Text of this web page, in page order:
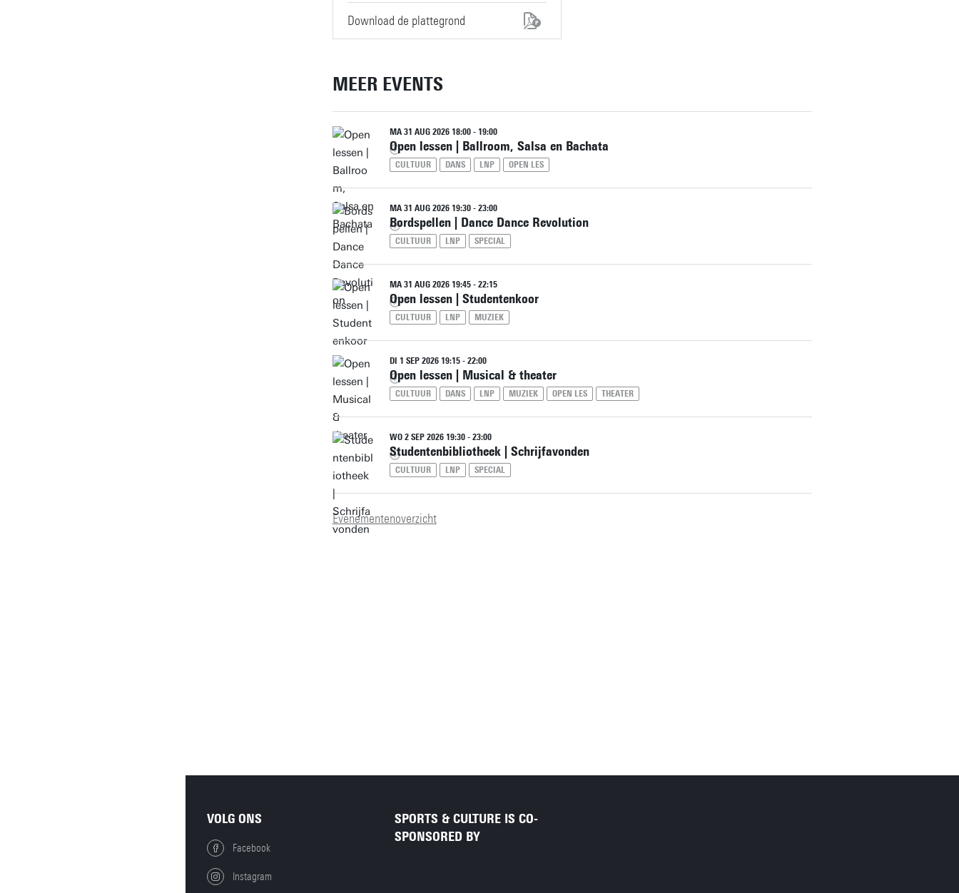
Download de plattegrond
MEER EVENTS
MA 31 AUG 2026 18:00 - 19:00
Open lessen | Ballroom, Salsa en Bachata
CULTUUR DANS LNP OPEN LES
MA 31 AUG 2026 19:30 - 23:00
Bordspellen | Dance Dance Revolution
CULTUUR LNP SPECIAL
MA 31 AUG 2026 19:45 - 22:15
Open lessen | Studentenkoor
CULTUUR LNP MUZIEK
DI 1 SEP 2026 19:15 - 22:00
Open lessen | Musical & theater
CULTUUR DANS LNP MUZIEK OPEN LES THEATER
WO 2 SEP 2026 19:30 - 23:00
Studentenbibliotheek | Schrijfavonden
CULTUUR LNP SPECIAL
Evenementenoverzicht
VOLG ONS
Facebook
Instagram
SPORTS & CULTURE IS CO-
SPONSORED BY